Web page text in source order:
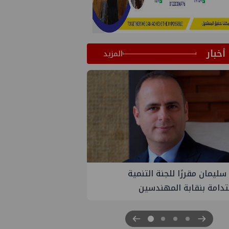
أخبار المزيد
PMS تنهي أعمال إنزال الخطوط البحرية
بمشروع المرحلة الرابعة لتنمية حقل
للبترول